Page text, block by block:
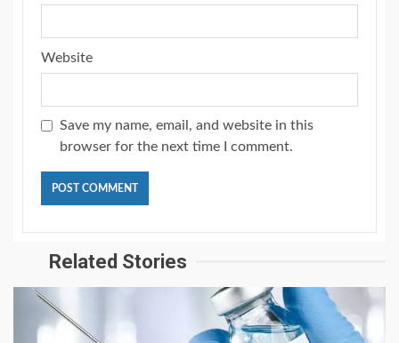
Website
Save my name, email, and website in this
browser for the next time I comment.
Related Stories